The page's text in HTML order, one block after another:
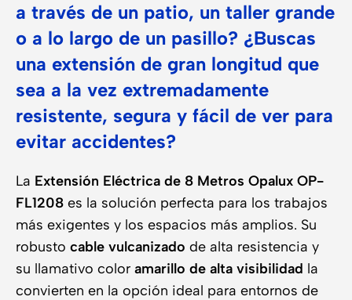
a través de un patio, un taller grande
o a lo largo de un pasillo? ¿Buscas
una extensión de gran longitud que
sea a la vez extremadamente
resistente, segura y fácil de ver para
evitar accidentes?
La Extensión Eléctrica de 8 Metros Opalux OP-
FL1208 es la solución perfecta para los trabajos
más exigentes y los espacios más amplios. Su
robusto cable vulcanizado de alta resistencia y
su llamativo color amarillo de alta visibilidad la
convierten en la opción ideal para entornos de